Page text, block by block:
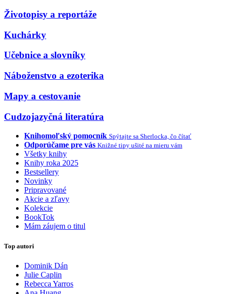
Životopisy a reportáže
Kuchárky
Učebnice a slovníky
Náboženstvo a ezoterika
Mapy a cestovanie
Cudzojazyčná literatúra
Knihomoľský pomocník Spýtajte sa Sherlocka, čo čítať
Odporúčame pre vás Knižné tipy ušité na mieru vám
Všetky knihy
Knihy roka 2025
Bestsellery
Novinky
Pripravované
Akcie a zľavy
Kolekcie
BookTok
Mám záujem o titul
Top autori
Dominik Dán
Julie Caplin
Rebecca Yarros